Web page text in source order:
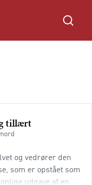
tillært
og vedrører den
som er opstået som
udgave af en